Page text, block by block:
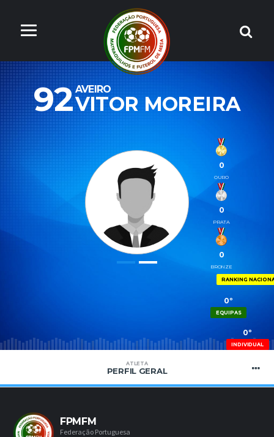
92AVEIRO
VITOR MOREIRA
0
OURO
0
PRATA
0
BRONZE
RANKING
0º
EQUIPAS
0º
INDIVIDUAL
ATLETA
PERFIL GERAL
FPMFM
Federação Portuguesa